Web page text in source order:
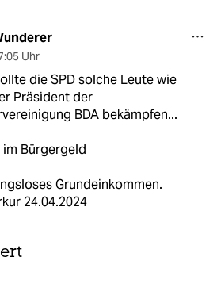
Uhr
die SPD solche Leute wie
Präsident der
BDA bekämpfen...
im Bürgergeld
Grundeinkommen.
24.04.2024